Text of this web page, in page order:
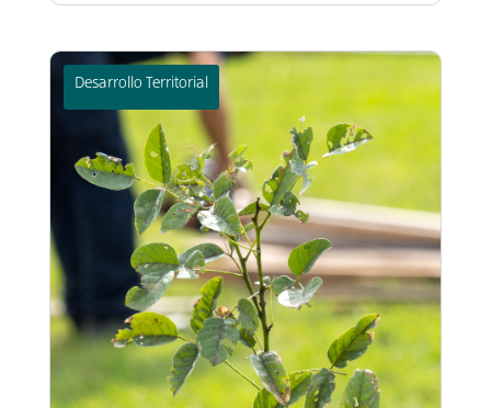
Desarrollo Territorial